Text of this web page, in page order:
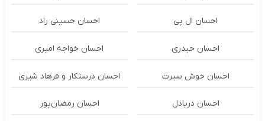
احسان ال پی احسان حسینی راد
احسان حیدری احسان خواجه امیری
احسان خوش سیرت احسان درستكار و فرهاد شيرى
احسان دریادل احسان رمضان‌پور